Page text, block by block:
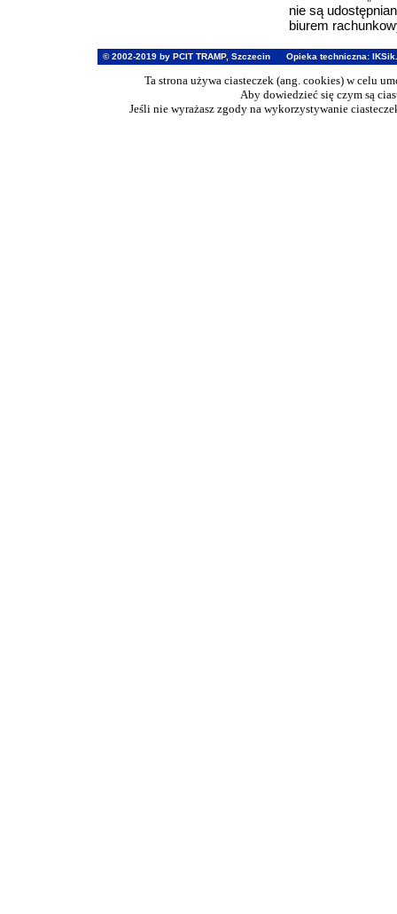
nie są
biurem
© 2002-2019 by PCIT TRAMP, Szczecin Opieka techniczna:
Ta strona używa ciasteczek (ang. cookies) w celu
Aby dowiedzieć się czym są
Jeśli nie wyrażasz zgody na wykorzystywanie